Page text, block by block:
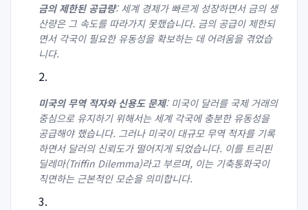
금의 제한된 공급량: 세계 경제가 빠르게 성장하면서 금의 생
산량은 그 속도를 따라가지 못했습니다. 금의 공급이 제한되
면서 각국이 필요한 유동성을 확보하는 데 어려움을 겪었습
니다.
미국의 무역 적자와 신용도 문제: 미국이 달러를 국제 거래의
중심으로 유지하기 위해서는 세계 각국에 충분한 유동성을
공급해야 했습니다. 그러나 미국이 대규모 무역 적자를 기록
하면서 달러의 신뢰도가 떨어지게 되었습니다. 이를 트리핀
딜레마(Triffin Dilemma)라고 부르며, 이는 기축통화국이
직면하는 근본적인 모순을 의미합니다.